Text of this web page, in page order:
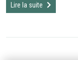
Lire la suite